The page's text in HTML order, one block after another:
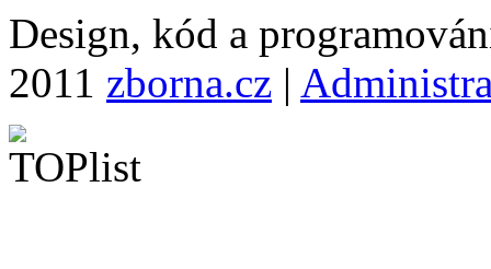
Design, kód a
2011 zborna.cz |